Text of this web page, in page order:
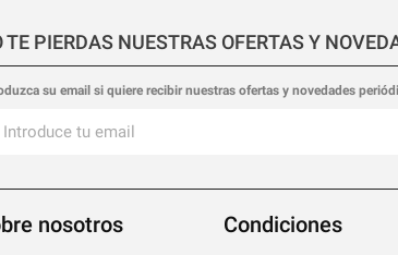
TE PIERDAS NUESTRAS OFERTAS Y
su email si quiere recibir nuestras ofertas y novedades
nosotros Condiciones